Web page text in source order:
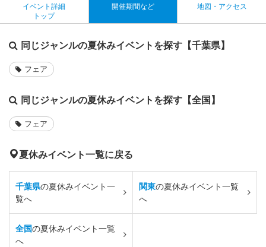
イベント詳細
トップ
開催期間など 地図・アクセス
同じジャンルの夏休みイベントを探す【千葉県】
フェア
同じジャンルの夏休みイベントを探す【全国】
フェア
夏休みイベント一覧に戻る
千葉県の夏休みイベント一
覧へ
関東の夏休みイベント一覧
へ
全国の夏休みイベント一覧
へ